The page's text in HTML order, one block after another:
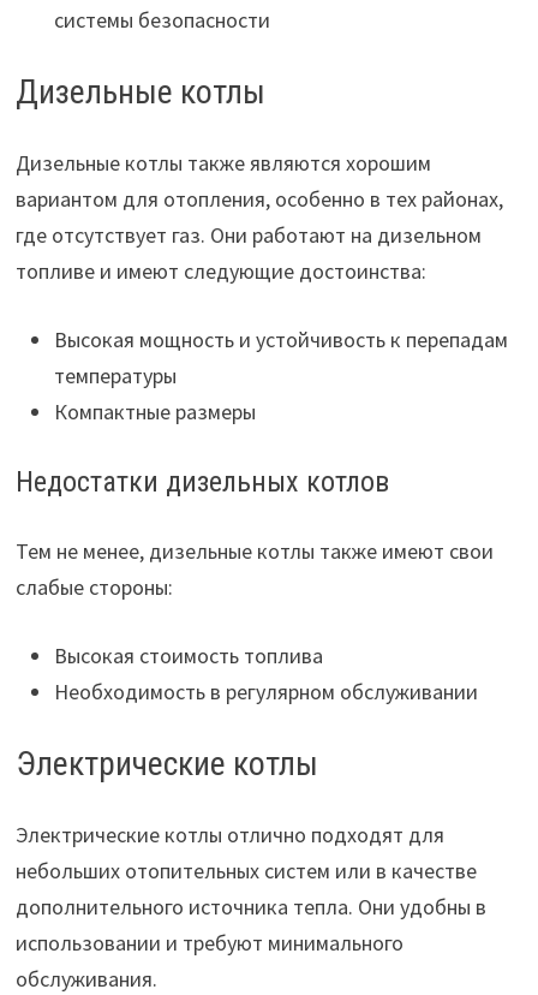
системы безопасности
Дизельные котлы
Дизельные котлы также являются хорошим
вариантом для отопления, особенно в тех районах,
где отсутствует газ. Они работают на дизельном
топливе и имеют следующие достоинства:
Высокая мощность и устойчивость к перепадам
температуры
Компактные размеры
Недостатки дизельных котлов
Тем не менее, дизельные котлы также имеют свои
слабые стороны:
Высокая стоимость топлива
Необходимость в регулярном обслуживании
Электрические котлы
Электрические котлы отлично подходят для
небольших отопительных систем или в качестве
дополнительного источника тепла. Они удобны в
использовании и требуют минимального
обслуживания.